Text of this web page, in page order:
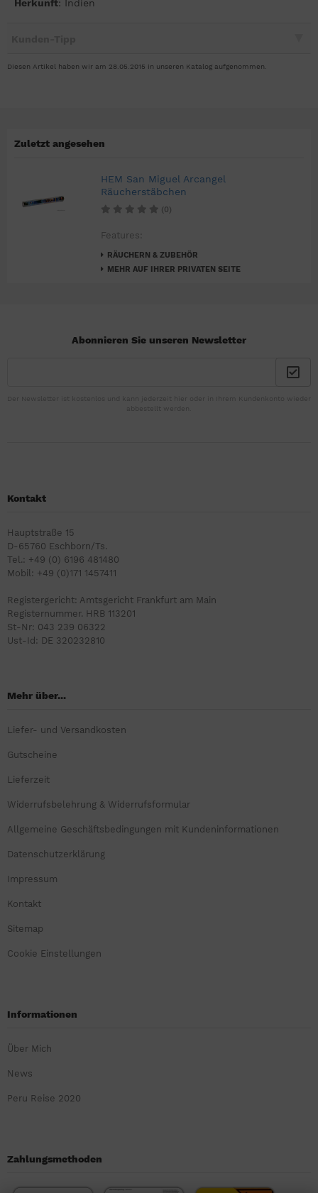
Herkunft: Indien
Diesen Artikel haben wir am 28.05.2015 in unseren Katalog aufgenommen.
Zuletzt angesehen
HEM San Miguel Arcangel
Räucherstäbchen
(0)
Features:
RÄUCHERN & ZUBEHÖR
MEHR AUF IHRER PRIVATEN SEITE
Abonnieren Sie unseren Newsletter
Der Newsletter ist kostenlos und kann jederzeit hier oder in Ihrem Kundenkonto wieder
abbestellt werden.
Kontakt
Hauptstraße 15
D-65760 Eschborn/Ts.
Tel.: +49 (0) 6196 481480
Mobil: +49 (0)171 1457411
Registergericht: Amtsgericht Frankfurt am Main
Registernummer. HRB 113201
St-Nr: 043 239 06322
Ust-Id: DE 320232810
Mehr über...
Liefer- und Versandkosten
Gutscheine
Lieferzeit
Widerrufsbelehrung & Widerrufsformular
Allgemeine Geschäftsbedingungen mit Kundeninformationen
Datenschutzerklärung
Impressum
Kontakt
Sitemap
Cookie Einstellungen
Informationen
Über Mich
News
Peru Reise 2020
Zahlungsmethoden